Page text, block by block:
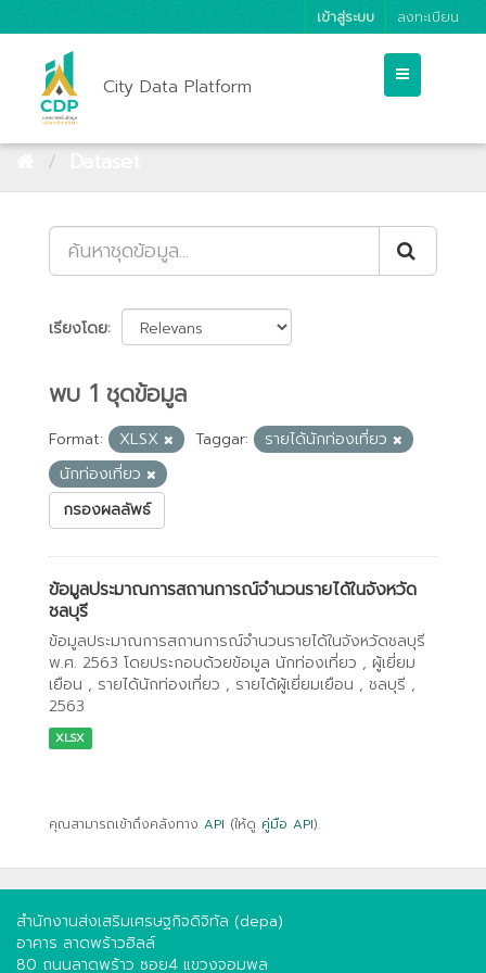
เข้าสู่ระบบ ลงทะเบียน
City Data Platform
เรียงโดย
พบ 1 ชุดข้อมูล
Format: XLSX Taggar:
รายได้นักท่องเที่ยว
นักท่องเที่ยว
กรองผลลัพธ์
ข้อมูลประมาณการสถานการณ์จำนวนรายได้ในจังหวัด
ชลบุรี
ข้อมูลประมาณการสถานการณ์จำนวนรายได้ในจังหวัดชลบุรี
พ.ศ. 2563 โดยประกอบด้วยข้อมูล นักท่องเที่ยว , ผู้เยี่ยม
เยือน , รายได้นักท่องเที่ยว , รายได้ผู้เยี่ยมเยือน , ชลบุรี ,
2563
XLSX
คุณสามารถเข้าถึงคลังทาง API (ให้ดู คู่มือ API).
สำนักงานส่งเสริมเศรษฐกิจดิจิทัล (depa)
อาคาร ลาดพร้าวฮิลล์
80 ถนนลาดพร้าว ซอย4 แขวงจอมพล